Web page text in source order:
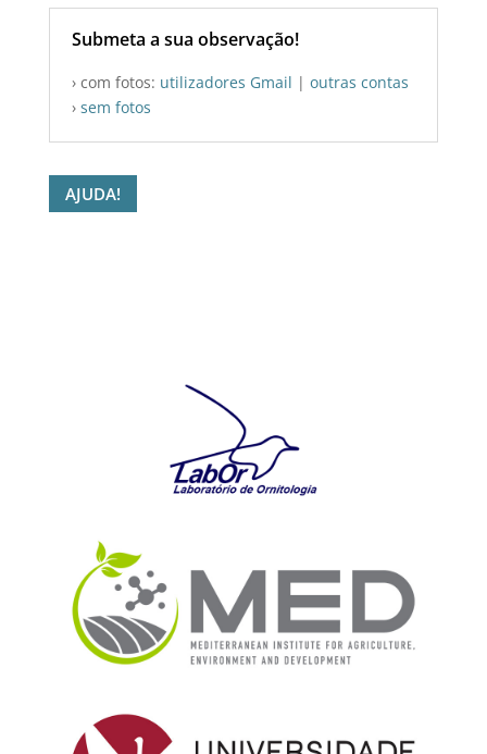
Submeta a sua observação!
› com fotos: utilizadores Gmail | outras contas
› sem fotos
AJUDA!